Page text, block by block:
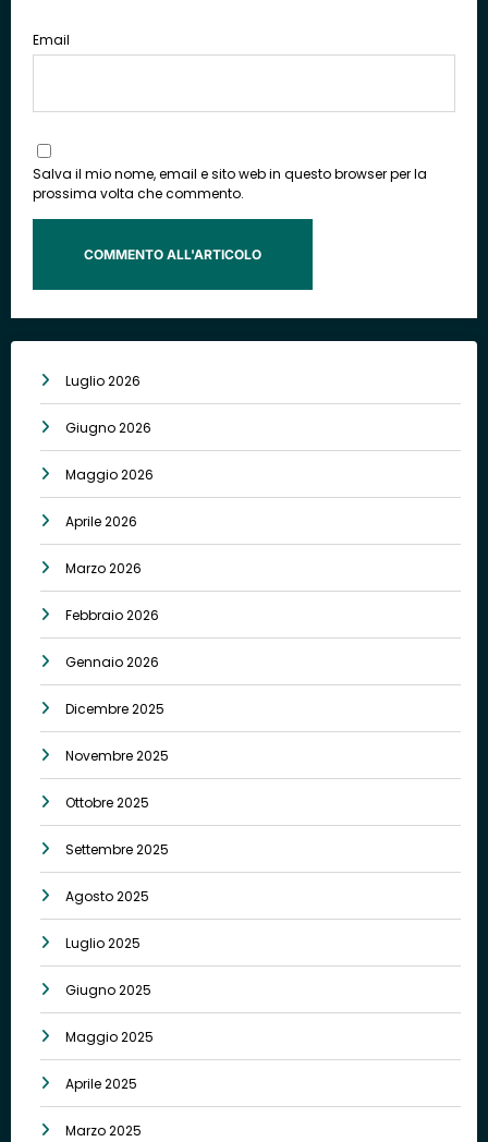
Email
Salva il mio nome, email e sito web in questo browser per la
prossima volta che commento.
Luglio 2026
Giugno 2026
Maggio 2026
Aprile 2026
Marzo 2026
Febbraio 2026
Gennaio 2026
Dicembre 2025
Novembre 2025
Ottobre 2025
Settembre 2025
Agosto 2025
Luglio 2025
Giugno 2025
Maggio 2025
Aprile 2025
Marzo 2025